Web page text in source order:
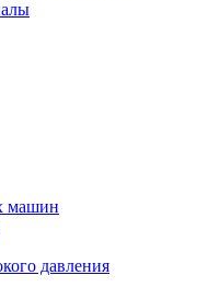
машин
давления